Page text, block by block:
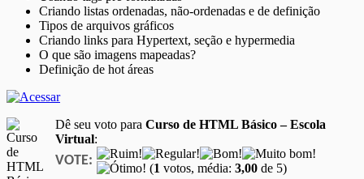
Criando listas ordenadas, não-ordenadas e de definição
Tipos de arquivos gráficos
Criando links para Hypertext, seção e hypermedia
O que são imagens mapeadas?
Definição de hot áreas
Dê seu voto para Curso de HTML Básico – Escola
Virtual:
VOTE: (1 votos, média: 3,00 de 5)